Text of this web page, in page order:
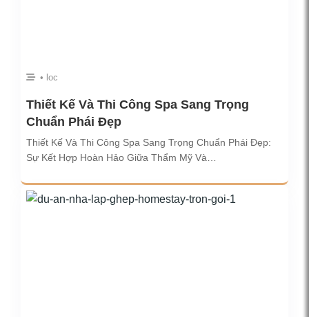
• loc
Thiết Kế Và Thi Công Spa Sang Trọng
Chuẩn Phái Đẹp
Thiết Kế Và Thi Công Spa Sang Trọng Chuẩn Phái Đẹp:
Sự Kết Hợp Hoàn Hảo Giữa Thẩm Mỹ Và…